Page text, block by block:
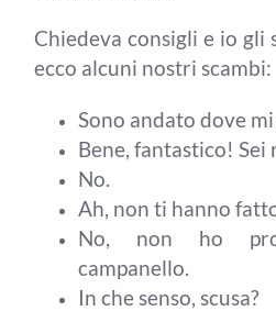
Chiedeva consigli e io gli
ecco alcuni nostri scambi:
Sono andato dove
Bene, fantastico!
No.
Ah, non ti hanno
No, non ho
campanello.
In che senso, scusa?